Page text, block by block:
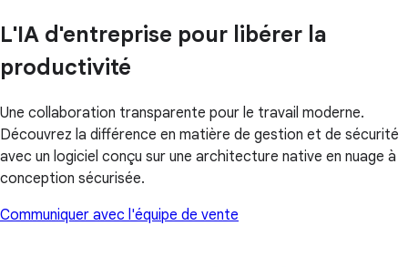
L'IA d'entreprise pour libérer la
productivité
Une collaboration transparente pour le travail moderne.
Découvrez la différence en matière de gestion et de sécurité
avec un logiciel conçu sur une architecture native en nuage à
conception sécurisée.
Communiquer avec l'équipe de vente